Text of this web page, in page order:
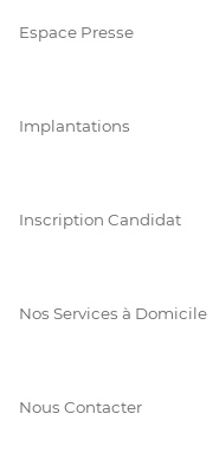
Espace Presse
Implantations
Inscription Candidat
Nos Services à Domicile
Nous Contacter